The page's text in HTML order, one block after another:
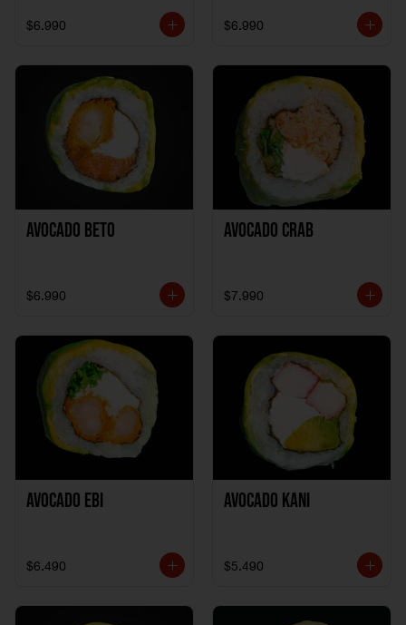
$6.990 $6.990
Avocado Beto
$6.990
Avocado Crab
$7.990
Avocado Ebi
$6.490
Avocado Kani
$5.490